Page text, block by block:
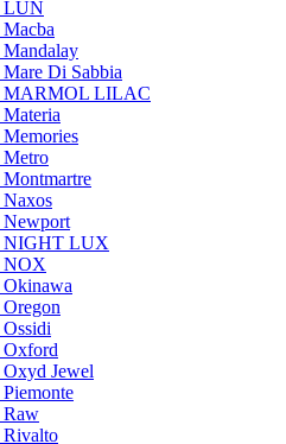
LUN
Di Sabbia
MARMOL LILAC
NIGHT LUX
NOX
Jewel
Raw
Rivalto